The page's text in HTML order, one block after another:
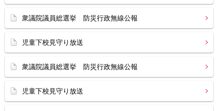
衆議院議員総選挙 防災行政無線公報
児童下校見守り放送
衆議院議員総選挙 防災行政無線公報
児童下校見守り放送